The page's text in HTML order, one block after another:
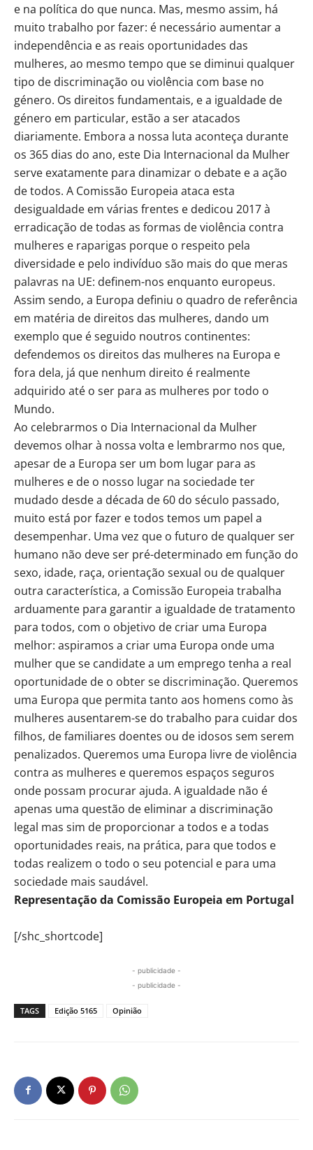
e na política do que nunca. Mas, mesmo assim, há
muito trabalho por fazer: é necessário aumentar a
independência e as reais oportunidades das
mulheres, ao mesmo tempo que se diminui qualquer
tipo de discriminação ou violência com base no
género. Os direitos fundamentais, e a igualdade de
género em particular, estão a ser atacados
diariamente. Embora a nossa luta aconteça durante
os 365 dias do ano, este Dia Internacional da Mulher
serve exatamente para dinamizar o debate e a ação
de todos. A Comissão Europeia ataca esta
desigualdade em várias frentes e dedicou 2017 à
erradicação de todas as formas de violência contra
mulheres e raparigas porque o respeito pela
diversidade e pelo indivíduo são mais do que meras
palavras na UE: definem-nos enquanto europeus.
Assim sendo, a Europa definiu o quadro de referência
em matéria de direitos das mulheres, dando um
exemplo que é seguido noutros continentes:
defendemos os direitos das mulheres na Europa e
fora dela, já que nenhum direito é realmente
adquirido até o ser para as mulheres por todo o
Mundo.
Ao celebrarmos o Dia Internacional da Mulher
devemos olhar à nossa volta e lembrarmo nos que,
apesar de a Europa ser um bom lugar para as
mulheres e de o nosso lugar na sociedade ter
mudado desde a década de 60 do século passado,
muito está por fazer e todos temos um papel a
desempenhar. Uma vez que o futuro de qualquer ser
humano não deve ser pré-determinado em função do
sexo, idade, raça, orientação sexual ou de qualquer
outra característica, a Comissão Europeia trabalha
arduamente para garantir a igualdade de tratamento
para todos, com o objetivo de criar uma Europa
melhor: aspiramos a criar uma Europa onde uma
mulher que se candidate a um emprego tenha a real
oportunidade de o obter se discriminação. Queremos
uma Europa que permita tanto aos homens como às
mulheres ausentarem-se do trabalho para cuidar dos
filhos, de familiares doentes ou de idosos sem serem
penalizados. Queremos uma Europa livre de violência
contra as mulheres e queremos espaços seguros
onde possam procurar ajuda. A igualdade não é
apenas uma questão de eliminar a discriminação
legal mas sim de proporcionar a todos e a todas
oportunidades reais, na prática, para que todos e
todas realizem o todo o seu potencial e para uma
sociedade mais saudável.
Representação da Comissão Europeia em Portugal
[/shc_shortcode]
- publicidade -
- publicidade -
TAGS Edição 5165 Opinião